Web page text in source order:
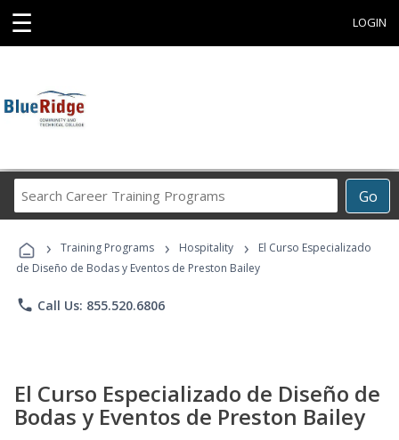
☰ LOGIN
Go
Career
Programs
› Training Programs › Hospitality ›
El Curso Especializado
de Diseño de Bodas y Eventos de Preston Bailey
phone Call Us: 855.520.6806
El Curso Especializado de Diseño de
Bodas y Eventos de Preston Bailey